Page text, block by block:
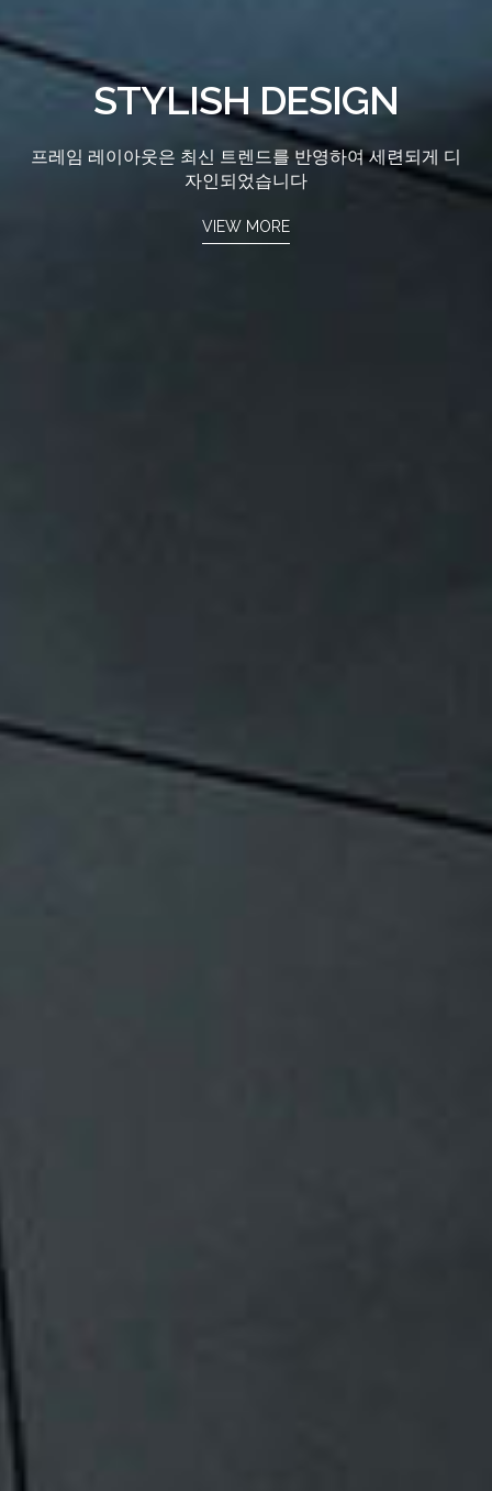
STYLISH DESIGN
프레임 레이아웃은 최신 트렌드를 반영하여 세련되게 디
자인되었습니다
VIEW MORE